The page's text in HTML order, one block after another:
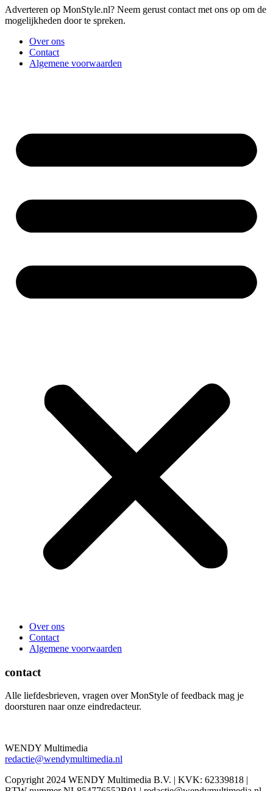
Adverteren op MonStyle.nl? Neem gerust contact met ons op om de
mogelijkheden door te spreken.
Over ons
Contact
Algemene voorwaarden
Over ons
Contact
Algemene voorwaarden
contact
Alle liefdesbrieven, vragen over MonStyle of feedback mag je
doorsturen naar onze eindredacteur.
WENDY Multimedia
redactie@wendymultimedia.nl
Copyright 2024 WENDY Multimedia B.V. | KVK: 62339818 |